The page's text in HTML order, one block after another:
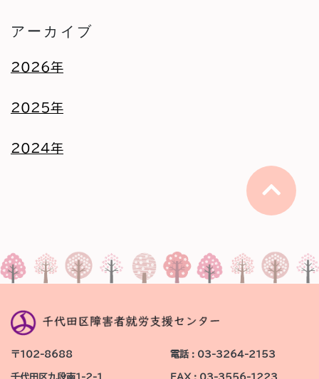
アーカイブ
2026年
2025年
2024年
〒102-8688 電話 : 03-3264-2153